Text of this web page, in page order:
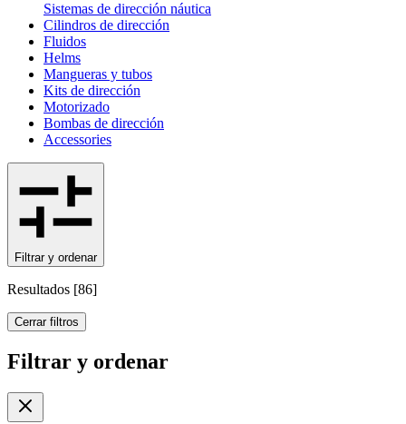
Sistemas de dirección náutica
Cilindros de dirección
Fluidos
Helms
Mangueras y tubos
Kits de dirección
Motorizado
Bombas de dirección
Accessories
Filtrar y ordenar
Resultados [86]
Cerrar filtros
Filtrar y ordenar